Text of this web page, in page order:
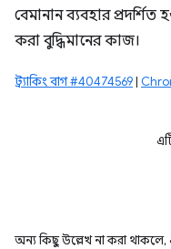
বেমানান ব্যবহার
করা বুদ্ধিমানের কাজ।
ট্র্যাকিং বাগ #40474569|
অন্য কিছু উল্লেখ না করা থাকলে,